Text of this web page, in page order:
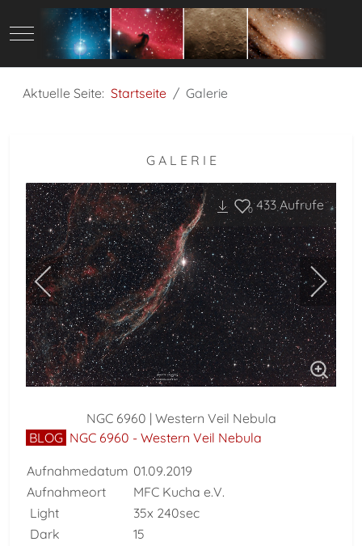
Mobile Menu Toggle
Aktuelle Seite: Startseite Galerie
G A L E R I E
0 433Aufrufe
NGC 6960 | Western Veil Nebula
BLOG NGC 6960 - Western Veil Nebula
Aufnahmedatum 01.09.2019
Aufnahmeort
MFC Kucha e.V.
Light
35x 240sec
Dark
15